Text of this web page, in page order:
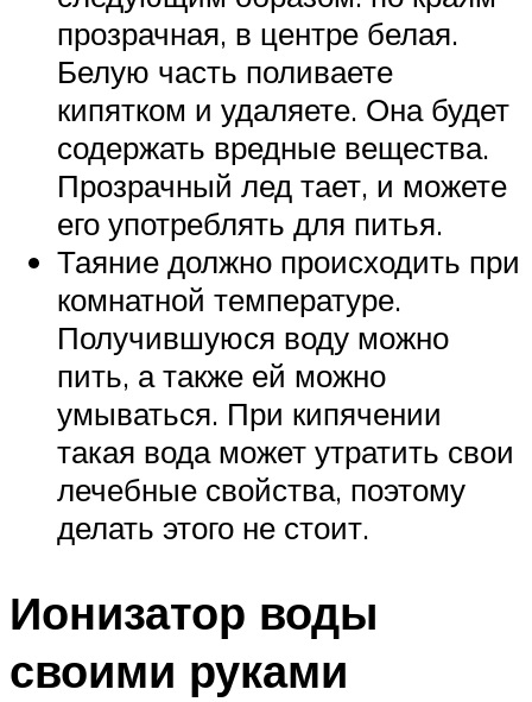
прозрачная, в центре белая.
Белую часть поливаете
кипятком и удаляете. Она будет
содержать вредные вещества.
Прозрачный лед тает, и можете
его употреблять для питья.
Таяние должно происходить при
комнатной температуре.
Получившуюся воду можно
пить, а также ей можно
умываться. При кипячении
такая вода может утратить свои
лечебные свойства, поэтому
делать этого не стоит.
Ионизатор воды
своими руками